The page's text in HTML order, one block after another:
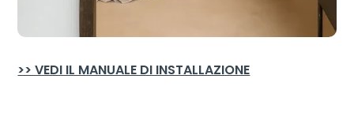
>> VEDI IL MANUALE DI INSTALLAZIONE